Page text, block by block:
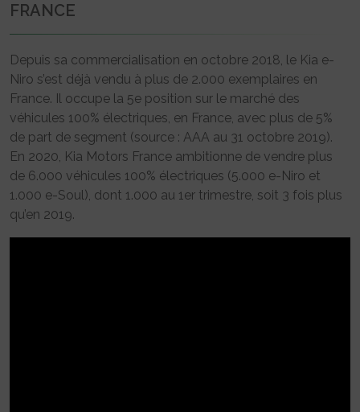
FRANCE
Depuis sa commercialisation en octobre 2018, le Kia e-
Niro s’est déjà vendu à plus de 2.000 exemplaires en
France. Il occupe la 5e position sur le marché des
véhicules 100% électriques, en France, avec plus de 5%
de part de segment (source : AAA au 31 octobre 2019).
En 2020, Kia Motors France ambitionne de vendre plus
de 6.000 véhicules 100% électriques (5.000 e-Niro et
1.000 e-Soul), dont 1.000 au 1er trimestre, soit 3 fois plus
qu’en 2019.